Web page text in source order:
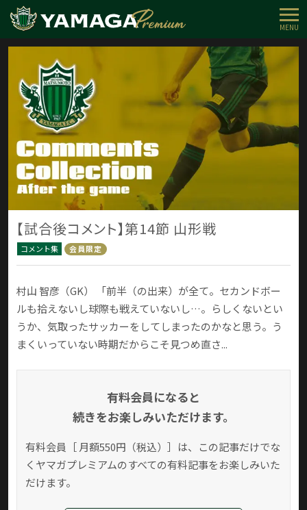
MENU
【試合後コメント】第14節 山形戦
コメント集 会員限定
村山 智彦（GK） 「前半（の出来）が全て。セカンドボー
ルも拾えないし球際も戦えていないし…。らしくないとい
うか、気取ったサッカーをしてしまったのかなと思う。う
まくいっていない時期だからこそ見つめ直さ...
有料会員になると
続きをお楽しみいただけます。
有料会員［ 月額550円（税込）］は、この記事だけでな
く ヤマガプレミアムのすべての有料記事をお楽しみいた
だけます。